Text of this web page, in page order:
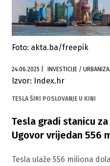
Foto: akta.ba/freepik
24.06.2025 INVESTICIJE /
Izvor: Index.hr
TESLA ŠIRI POSLOVANJE U KINI
Tesla gradi stanicu
Ugovor vrijedan 556
Tesla ulaže 556 miliona